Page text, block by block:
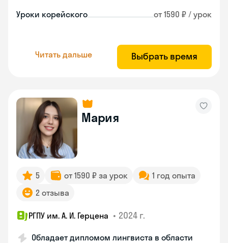
Уроки корейского от 1590 ₽ / урок
Читать дальше Выбрать время
Мария
5 от 1590 ₽ за урок
1 год опыта
2 отзыва
РГПУ им. А. И. Герцена • 2024 г.
Обладает дипломом лингвиста в области